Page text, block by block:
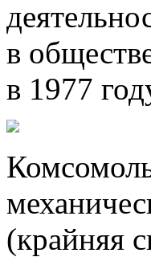
в
в 1977
(крайняя